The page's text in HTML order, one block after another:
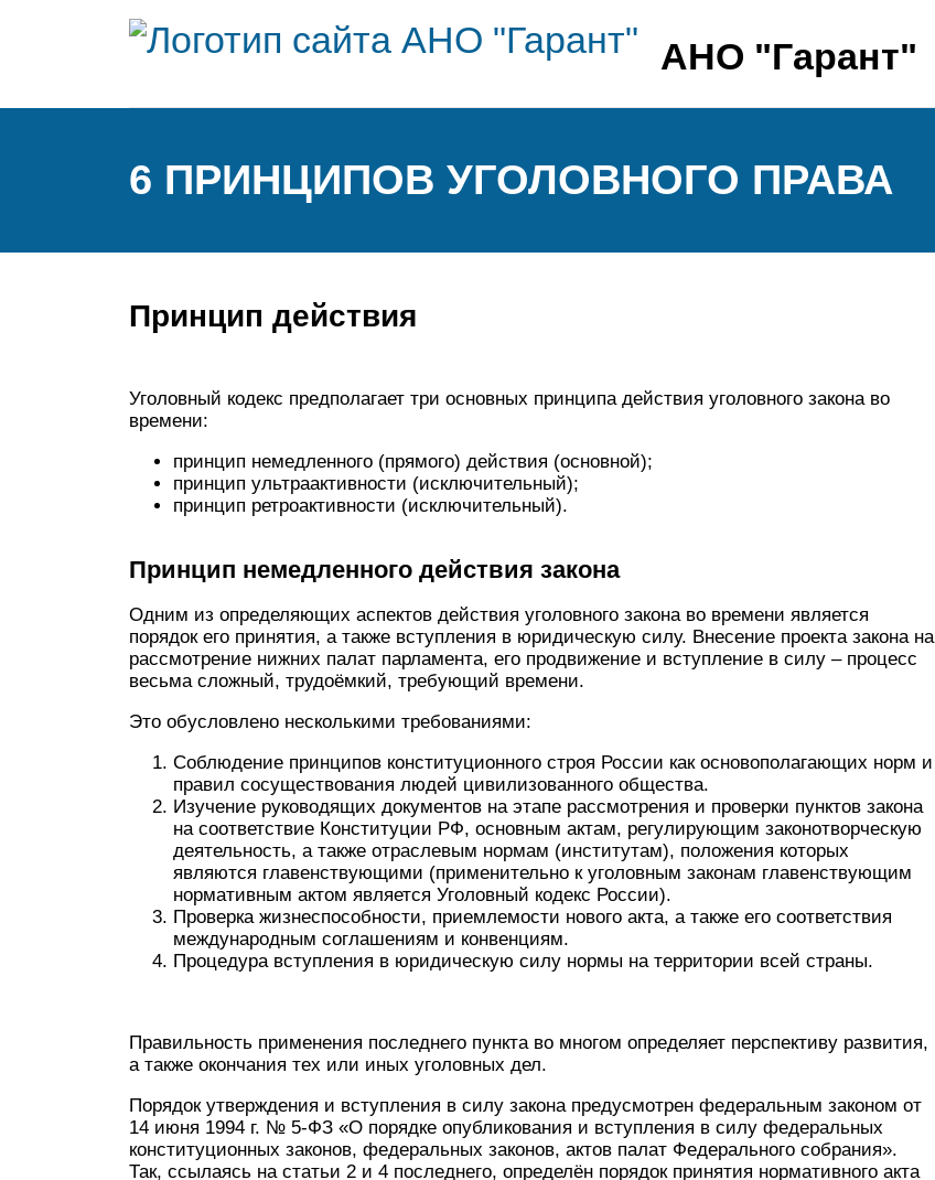
АНО "Гарант"
6 ПРИНЦИПОВ УГОЛОВНОГО ПРАВА
Принцип действия
Уголовный кодекс предполагает три основных принципа действия уголовного закона во
времени:
принцип немедленного (прямого) действия (основной);
принцип ультраактивности (исключительный);
принцип ретроактивности (исключительный).
Принцип немедленного действия закона
Одним из определяющих аспектов действия уголовного закона во времени является
порядок его принятия, а также вступления в юридическую силу. Внесение проекта закона на
рассмотрение нижних палат парламента, его продвижение и вступление в силу – процесс
весьма сложный, трудоёмкий, требующий времени.
Это обусловлено несколькими требованиями:
Соблюдение принципов конституционного строя России как основополагающих норм и
правил сосуществования людей цивилизованного общества.
Изучение руководящих документов на этапе рассмотрения и проверки пунктов закона
на соответствие Конституции РФ, основным актам, регулирующим законотворческую
деятельность, а также отраслевым нормам (институтам), положения которых
являются главенствующими (применительно к уголовным законам главенствующим
нормативным актом является Уголовный кодекс России).
Проверка жизнеспособности, приемлемости нового акта, а также его соответствия
международным соглашениям и конвенциям.
Процедура вступления в юридическую силу нормы на территории всей страны.
Правильность применения последнего пункта во многом определяет перспективу развития,
а также окончания тех или иных уголовных дел.
Порядок утверждения и вступления в силу закона предусмотрен федеральным законом от
14 июня 1994 г. № 5-ФЗ «О порядке опубликования и вступления в силу федеральных
конституционных законов, федеральных законов, актов палат Федерального собрания».
Так, ссылаясь на статьи 2 и 4 последнего, определён порядок принятия нормативного акта